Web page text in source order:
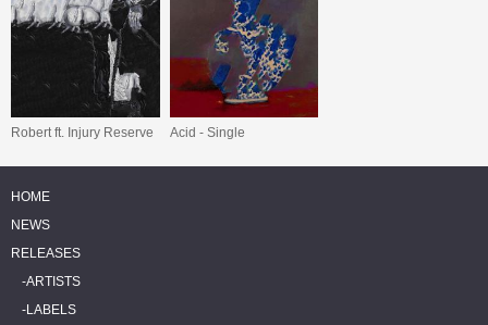
Robert ft. Injury Reserve Acid - Single
HOME
NEWS
RELEASES
ARTISTS
LABELS